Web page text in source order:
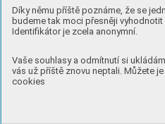
Díky němu příště poznáme, že se
budeme tak moci přesněji vyhodnotit
Identifikátor je zcela anonymní.
Vaše souhlasy a odmítnutí si
vás už příště znovu neptali. Můžete
cookies